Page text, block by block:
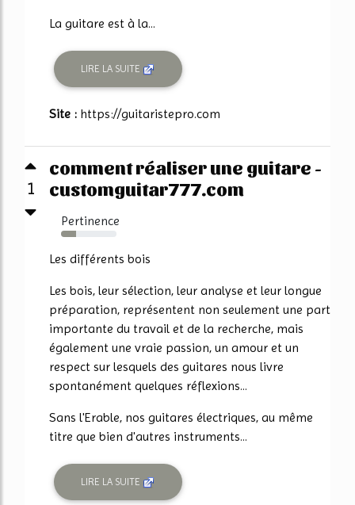
La guitare est à la...
LIRE LA SUITE
Site : https://guitaristepro.com
1
comment réaliser une guitare -
customguitar777.com
Pertinence
27%
Les différents bois
Les bois, leur sélection, leur analyse et leur longue
préparation, représentent non seulement une part
importante du travail et de la recherche, mais
également une vraie passion, un amour et un
respect sur lesquels des guitares nous livre
spontanément quelques réflexions...
Sans l'Erable, nos guitares électriques, au même
titre que bien d'autres instruments...
LIRE LA SUITE